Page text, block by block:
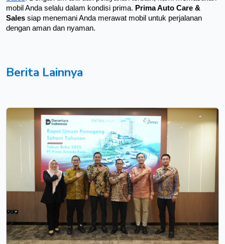
mobil Anda selalu dalam kondisi prima. Prima Auto Care &
Sales siap menemani Anda merawat mobil untuk perjalanan
dengan aman dan nyaman.
Berita Lainnya